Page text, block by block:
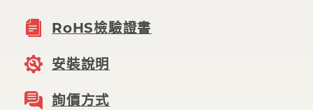
RoHS檢驗證書
安裝說明
詢價方式